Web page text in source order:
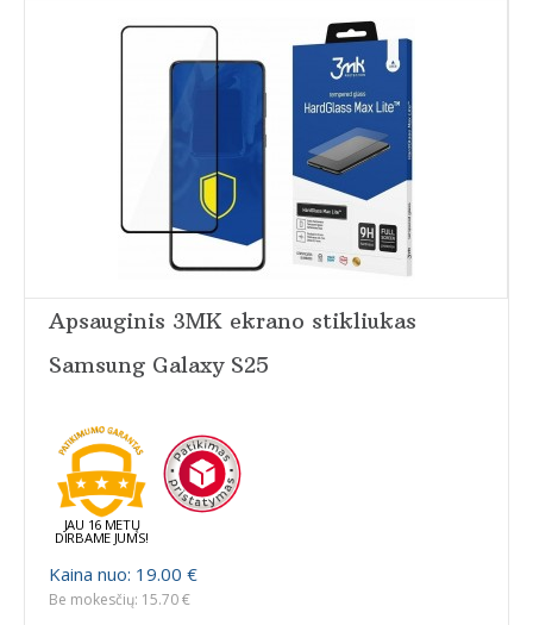
Apsauginis 3MK ekrano stikliukas
Samsung Galaxy S25
JAU 16 METŲ
DIRBAME JUMS!
Kaina nuo: 19.00 €
Be mokesčių: 15.70 €